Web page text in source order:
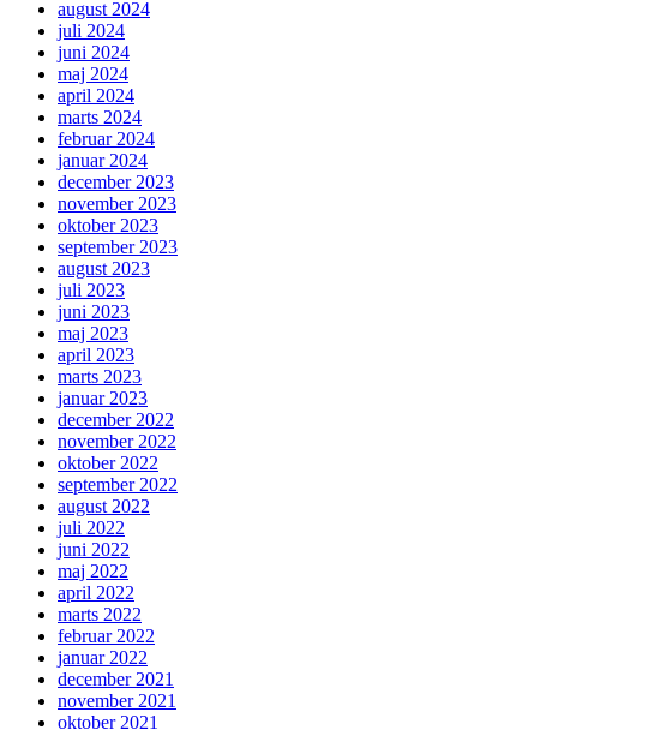
august 2024
juli 2024
juni 2024
maj 2024
april 2024
marts 2024
februar 2024
januar 2024
december 2023
november 2023
oktober 2023
september 2023
august 2023
juli 2023
juni 2023
maj 2023
april 2023
marts 2023
januar 2023
december 2022
november 2022
oktober 2022
september 2022
august 2022
juli 2022
juni 2022
maj 2022
april 2022
marts 2022
februar 2022
januar 2022
december 2021
november 2021
oktober 2021